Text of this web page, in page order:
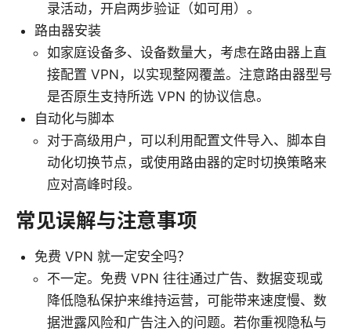
录活动，开启两步验证（如可用）。
路由器安装
如家庭设备多、设备数量大，考虑在路由器上直
接配置 VPN，以实现整网覆盖。注意路由器型号
是否原生支持所选 VPN 的协议信息。
自动化与脚本
对于高级用户，可以利用配置文件导入、脚本自
动化切换节点，或使用路由器的定时切换策略来
应对高峰时段。
常见误解与注意事项
免费 VPN 就一定安全吗？
不一定。免费 VPN 往往通过广告、数据变现或
降低隐私保护来维持运营，可能带来速度慢、数
据泄露风险和广告注入的问题。若你重视隐私与